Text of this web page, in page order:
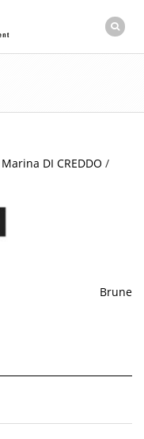
Marina DI CREDDO /
Brune